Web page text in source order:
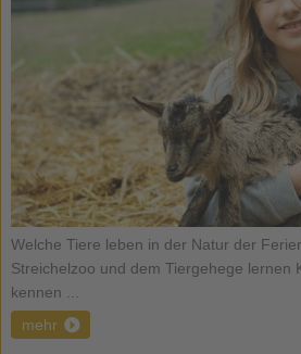
Welche Tiere leben in der Natur der
Streichelzoo und dem Tiergehege lernen
kennen ...
mehr